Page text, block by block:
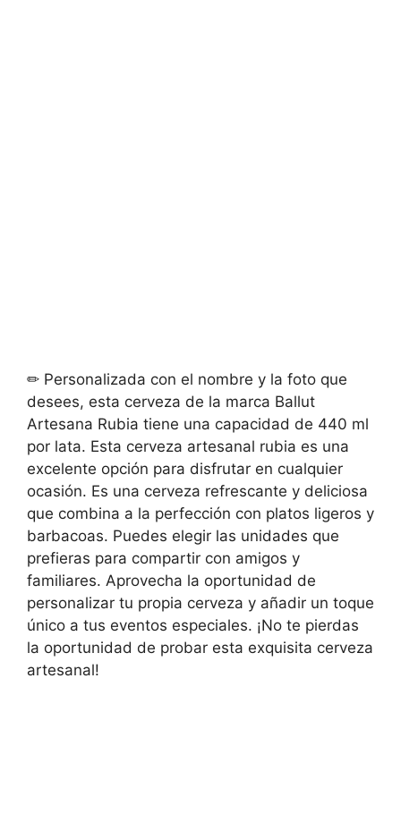
✏ Personalizada con el nombre y la foto que
desees, esta cerveza de la marca Ballut
Artesana Rubia tiene una capacidad de 440 ml
por lata. Esta cerveza artesanal rubia es una
excelente opción para disfrutar en cualquier
ocasión. Es una cerveza refrescante y deliciosa
que combina a la perfección con platos ligeros y
barbacoas. Puedes elegir las unidades que
prefieras para compartir con amigos y
familiares. Aprovecha la oportunidad de
personalizar tu propia cerveza y añadir un toque
único a tus eventos especiales. ¡No te pierdas
la oportunidad de probar esta exquisita cerveza
artesanal!